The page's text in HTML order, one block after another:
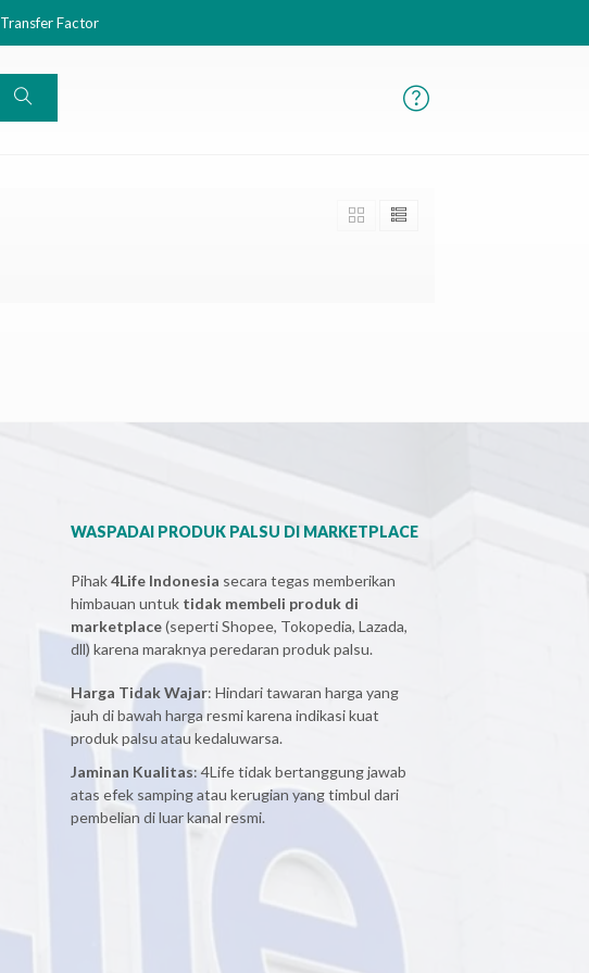
Factor
WASPADAI PRODUK PALSU DI MARKETPLACE
Pihak4Life Indonesia secara tegas memberikan
himbauan untuk tidak membeli produk di
marketplace(seperti Shopee, Tokopedia, Lazada,
dll) karena maraknya peredaran produk palsu.
Harga Tidak Wajar: Hindari tawaran harga yang
jauh di bawah harga resmi karena indikasi kuat
produk palsu atau kedaluwarsa.
Jaminan Kualitas: 4Life tidak bertanggung jawab
atas efek samping atau kerugian yang timbul dari
pembelian di luar kanal resmi.